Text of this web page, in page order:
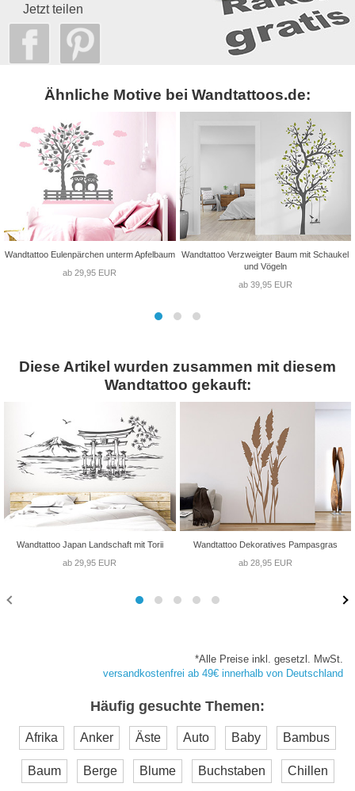
Jetzt teilen
Ähnliche Motive bei Wandtattoos.de:
Wandtattoo Eulenpärchen unterm Apfelbaum
ab 29,95 EUR
Wandtattoo Verzweigter Baum mit Schaukel
und Vögeln
ab 39,95 EUR
Diese Artikel wurden zusammen mit diesem
Wandtattoo gekauft:
Wandtattoo Japan Landschaft mit Torii
ab 29,95 EUR
Wandtattoo Dekoratives Pampasgras
ab 28,95 EUR
*Alle Preise inkl. gesetzl. MwSt.
versandkostenfrei ab 49€ innerhalb von Deutschland
Häufig gesuchte Themen:
Afrika Anker Äste Auto Baby Bambus
Baum Berge Blume Buchstaben Chillen